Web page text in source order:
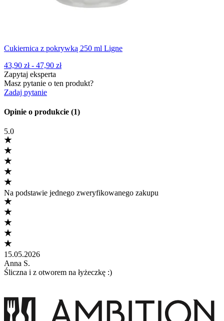
Cukiernica z pokrywką 250 ml Ligne
43,90 zł - 47,90 zł
Zapytaj eksperta
Masz pytanie o ten produkt?
Zadaj pytanie
Opinie o produkcie (1)
5.0
Na podstawie jednego zweryfikowanego zakupu
15.05.2026
Anna S.
Śliczna i z otworem na łyżeczkę :)